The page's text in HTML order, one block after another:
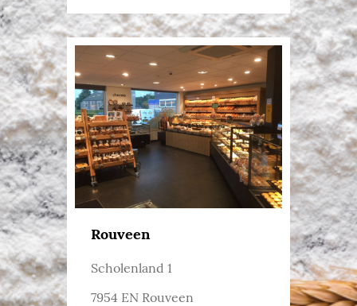
Rouveen
Scholenland 1
7954 EN Rouveen